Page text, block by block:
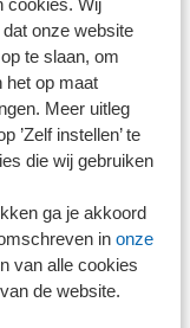
onze website
te slaan, om
het op maat
Meer uitleg
’Zelf instellen’ te
die wij gebruiken
ga je akkoord
in onze
van alle cookies
de website.
rol bij
leden aan over
mitigeren van
aan.
vertrouwen in het
duurzaam